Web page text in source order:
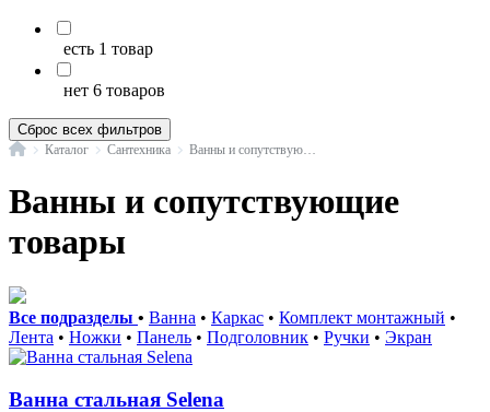
есть 1 товар
нет 6 товаров
Сброс всех фильтров
ГлавнаяКаталог Сантехника
Ванны и сопутствующие
товары
Все подразделы • Ванна • Каркас • Комплект монтажный •
Лента • Ножки • Панель • Подголовник • Ручки • Экран
Ванна стальная Selena